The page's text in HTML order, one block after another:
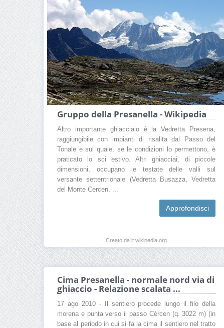
Gruppo della Presanella - Wikipedia
Altro importante ghiacciaio è la Vedretta Presena,
raggiungibile con impianti di risalita dal Passo del
Tonale e sul quale, se le condizioni lo permettono, è
praticato lo sci estivo. Altri ghiacciai, di piccole
dimensioni, occupano le testate delle valli sul
versante settentrionale (Vedretta Busazza, Vedretta
del Monte Cercen, ...
Approfondisci
Creato da it.wikipedia.org
Cima Presanella - normale nord via di
ghiaccio - Relazione scalata ...
17 ago 2010 - Il sentiero procede lungo il filo della
morena e punta verso il passo Cèrcen (q. 3022 m) (in
base al periodo in cui si fa la cima il sentiero nel tratto